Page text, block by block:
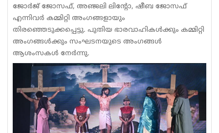
ജോർജ് ജോസഫ്, അഞ്ജലി ലിന്റോ, ഷീബ ജോസഫ്
എന്നിവർ കമ്മിറ്റി അംഗങ്ങളായും
തിരഞ്ഞെടുക്കപ്പെട്ടു. പുതിയ ഭാരവാഹികൾക്കും കമ്മിറ്റി
അംഗങ്ങൾക്കും സംഘടനയുടെ അംഗങ്ങൾ
ആശംസകൾ നേർന്നു.